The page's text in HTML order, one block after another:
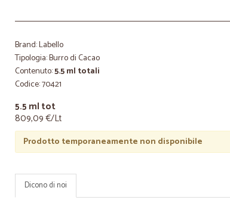
Brand: Labello
Tipologia: Burro di Cacao
Contenuto:5.5 ml totali
Codice: 70421
5.5 ml tot
809,09 €/Lt
Prodotto temporaneamente non disponibile
Dicono di noi